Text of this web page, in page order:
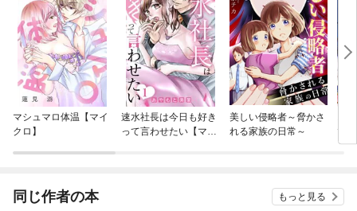
マシュマロ体温【マイ
クロ】
速水社長は今日も好き
って言わせたい【マイ
美しい侵略者～脅かさ
れる家族の日常～
で
る
ん
同じ作者の本 もっと見る